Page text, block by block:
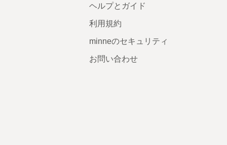
ヘルプとガイド
利用規約
minneのセキュリティ
お問い合わせ